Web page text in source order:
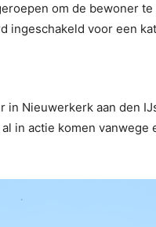
om de bewoner
ingeschakeld voor een
Nieuwerkerk aan den
in actie komen